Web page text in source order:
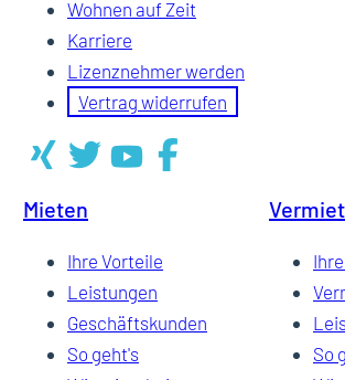
Wohnen auf Zeit
Karriere
Lizenznehmer werden
Vertrag widerrufen
Mieten
Ihre Vorteile
Leistungen
Geschäftskunden
So geht's
So